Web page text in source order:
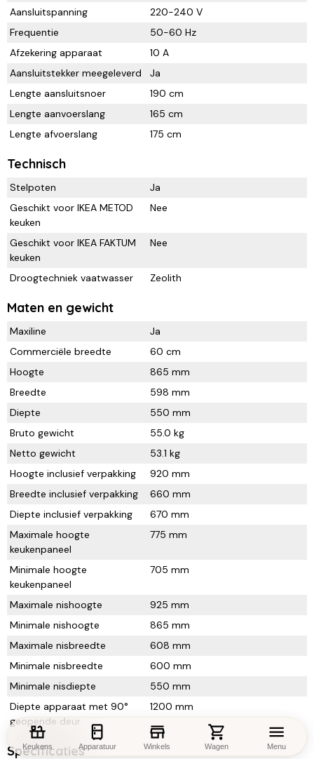
Keukens Apparatuur Winkels Wagen Menu
Aansluitspanning
220-240 V
Frequentie
50-60 Hz
Afzekering apparaat
10 A
Aansluitstekker meegeleverd
Ja
Lengte aansluitsnoer
190 cm
Lengte aanvoerslang
165 cm
Lengte afvoerslang
175 cm
Technisch
Stelpoten
Ja
Geschikt voor IKEA METOD
keuken
Nee
Geschikt voor IKEA FAKTUM
keuken
Nee
Droogtechniek vaatwasser Zeolith
Maten en gewicht
Maxiline
Ja
Commerciële breedte
60 cm
Hoogte
865 mm
Breedte
598 mm
Diepte
550 mm
Bruto gewicht
55.0 kg
Netto gewicht
53.1 kg
Hoogte inclusief verpakking
920 mm
Breedte inclusief verpakking
660 mm
Diepte inclusief verpakking
670 mm
Maximale hoogte
keukenpaneel
775 mm
Minimale hoogte
keukenpaneel
705 mm
Maximale nishoogte
925 mm
Minimale nishoogte
865 mm
Maximale nisbreedte
608 mm
Minimale nisbreedte
600 mm
Minimale nisdiepte
550 mm
Diepte apparaat met 90°
geopende deur
1200 mm
Specificaties